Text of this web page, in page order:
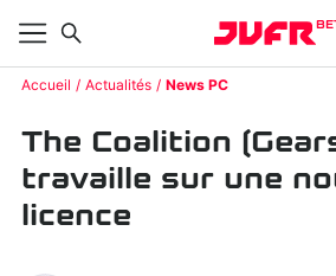
Accueil Actualités News PC
The Coalition
travaille sur une
licence